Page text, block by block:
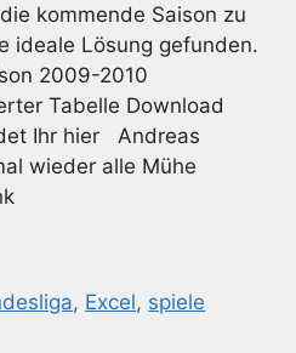
kommende Saison zu
ideale Lösung gefunden.
2009-2010
Tabelle Download
Ihr hier Andreas
wieder alle Mühe
, Excel, spiele